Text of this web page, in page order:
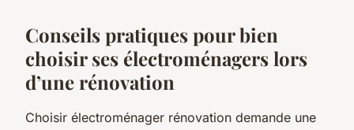
Conseils pratiques pour bien
choisir ses électroménagers lors
d’une rénovation
Choisir électroménager rénovation demande une